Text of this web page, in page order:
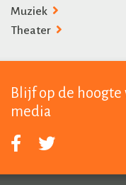
Muziek
Theater
Blijf op de hoogte
media